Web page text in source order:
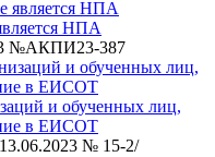
НПА
№АКПИ23-387
и обученных лиц,
в ЕИСОТ
№ 15-2/